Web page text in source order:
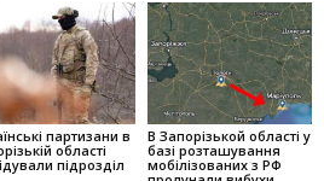
партизани в
області
підрозділ
В Запорізькой області у
базі розташування
мобілізованих з РФ